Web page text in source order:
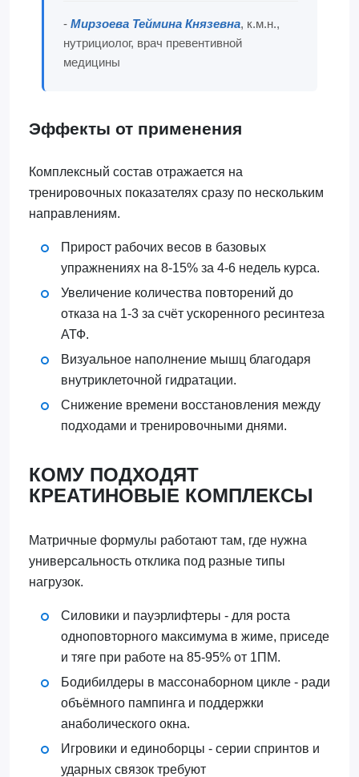
- Мирзоева Теймина Князевна, к.м.н.,
нутрициолог, врач превентивной
медицины
Эффекты от применения
Комплексный состав отражается на
тренировочных показателях сразу по нескольким
направлениям.
Прирост рабочих весов в базовых
упражнениях на 8-15% за 4-6 недель курса.
Увеличение количества повторений до
отказа на 1-3 за счёт ускоренного ресинтеза
АТФ.
Визуальное наполнение мышц благодаря
внутриклеточной гидратации.
Снижение времени восстановления между
подходами и тренировочными днями.
КОМУ ПОДХОДЯТ
КРЕАТИНОВЫЕ КОМПЛЕКСЫ
Матричные формулы работают там, где нужна
универсальность отклика под разные типы
нагрузок.
Силовики и пауэрлифтеры - для роста
одноповторного максимума в жиме, приседе
и тяге при работе на 85-95% от 1ПМ.
Бодибилдеры в массонаборном цикле - ради
объёмного пампинга и поддержки
анаболического окна.
Игровики и единоборцы - серии спринтов и
ударных связок требуют